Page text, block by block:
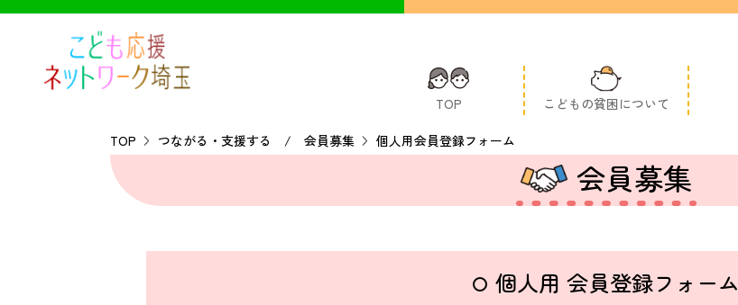
TOP こどもの貧困について
TOP つながる・支援する / 会員募集 個人用会員登録フォーム
会員募集
個人用 会員登録フォーム